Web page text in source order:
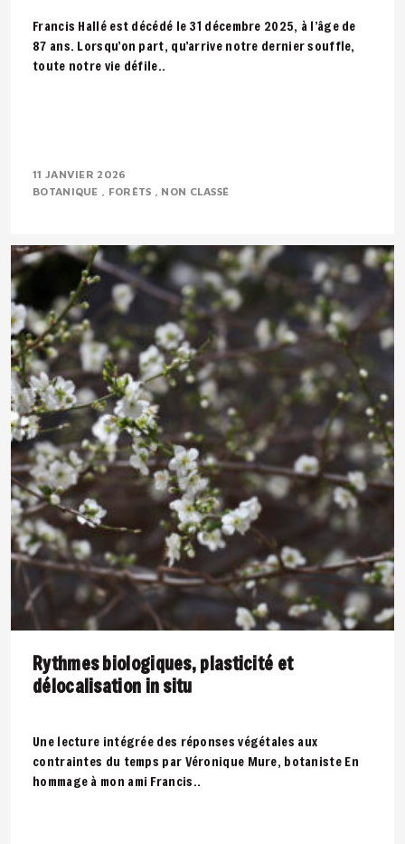
Francis Hallé est décédé le 31 décembre 2025, à l’âge de
87 ans. Lorsqu’on part, qu’arrive notre dernier souffle,
toute notre vie défile..
11 JANVIER 2026
BOTANIQUE
FORÊTS NON CLASSÉ
Rythmes biologiques, plasticité et
délocalisation in situ
Une lecture intégrée des réponses végétales aux
contraintes du temps par Véronique Mure, botaniste En
hommage à mon ami Francis..